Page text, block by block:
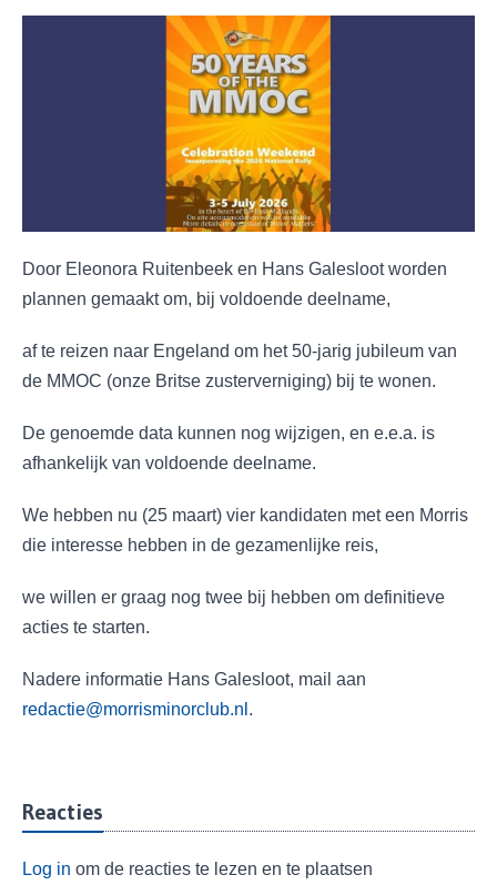
Door Eleonora Ruitenbeek en Hans Galesloot worden
plannen gemaakt om, bij voldoende deelname,
af te reizen naar Engeland om het 50-jarig jubileum van
de MMOC (onze Britse zusterverniging) bij te wonen.
De genoemde data kunnen nog wijzigen, en e.e.a. is
afhankelijk van voldoende deelname.
We hebben nu (25 maart) vier kandidaten met een Morris
die interesse hebben in de gezamenlijke reis,
we willen er graag nog twee bij hebben om definitieve
acties te starten.
Nadere informatie Hans Galesloot, mail aan
redactie@morrisminorclub.nl .
Reacties
Log in om de reacties te lezen en te plaatsen